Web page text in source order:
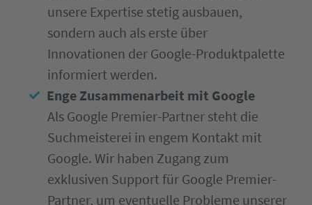
unsere Expertise stetig ausbauen,
sondern auch als erste über
Innovationen der Google-Produktpalette
informiert werden.
Enge Zusammenarbeit mit Google
Als Google Premier-Partner steht die
Suchmeisterei in engem Kontakt mit
Google. Wir haben Zugang zum
exklusiven Support für Google Premier-
Partner, um eventuelle Probleme unserer